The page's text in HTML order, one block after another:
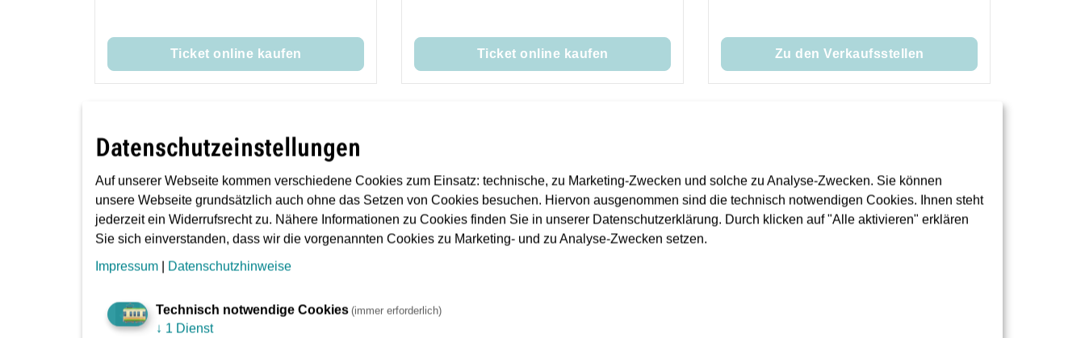
Ticket online kaufen Ticket online kaufen Zu den Verkaufsstellen
Welches Ticket ist das richtige für mich?
Fragen und Antworten
Datenschutzeinstellungen
Auf unserer Webseite kommen verschiedene Cookies zum Einsatz: technische, zu Marketing-Zwecken und solche zu Analyse-Zwecken. Sie können
unsere Webseite grundsätzlich auch ohne das Setzen von Cookies besuchen. Hiervon ausgenommen sind die technisch notwendigen Cookies. Ihnen steht
jederzeit ein Widerrufsrecht zu. Nähere Informationen zu Cookies finden Sie in unserer Datenschutzerklärung. Durch klicken auf "Alle aktivieren" erklären
Sie sich einverstanden, dass wir die vorgenannten Cookies zu Marketing- und zu Analyse-Zwecken setzen.
Impressum
Datenschutzhinweise
Technisch notwendige Cookies (immer erforderlich)
↓ 1 Dienst